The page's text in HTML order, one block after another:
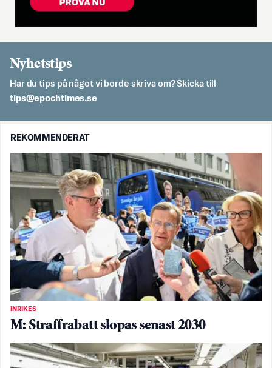
Nyhetstips
Har du tips på något vi borde skriva om? Skicka till
es.semithcope@spit
REKOMMENDERAT
INRIKES
M: Straffrabatt slopas senast 2030